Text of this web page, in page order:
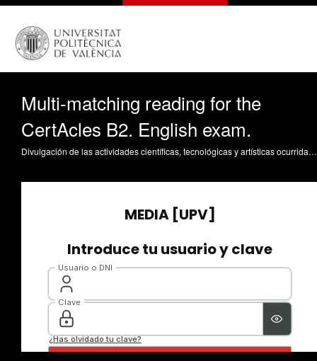
Multi-matching reading for the
CertAcles B2. English exam.
Divulgación de las actividades científicas, tecnológicas y artísticas ocurridas en los tres campus de la UPV